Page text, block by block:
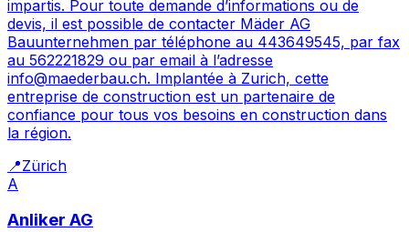
impartis. Pour toute demande d’informations ou de
devis, il est possible de contacter Mäder AG
Bauunternehmen par téléphone au 443649545, par fax
au 562221829 ou par email à l’adresse
info@maederbau.ch. Implantée à Zurich, cette
entreprise de construction est un partenaire de
confiance pour tous vos besoins en construction dans
la région.
📍Zürich
A
Anliker AG